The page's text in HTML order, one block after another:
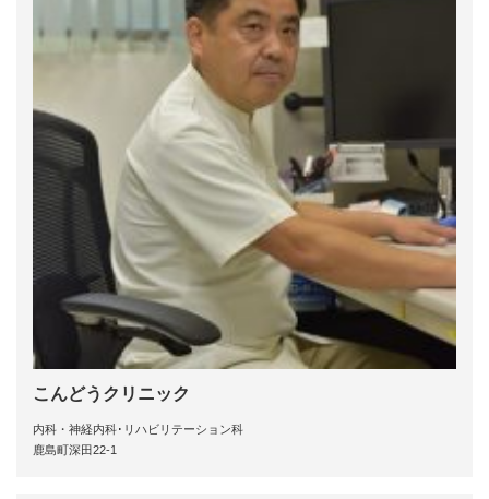
こんどうクリニック
内科・神経内科･リハビリテーション科
鹿島町深田22-1